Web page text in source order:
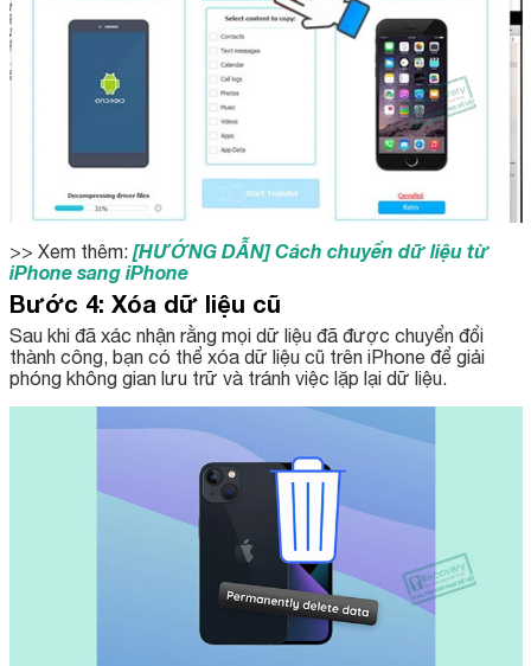
>> Xem thêm: [HƯỚNG DẪN] Cách chuyển dữ liệu từ
iPhone sang iPhone
Bước 4: Xóa dữ liệu cũ
Sau khi đã xác nhận rằng mọi dữ liệu đã được chuyển đổi
thành công, bạn có thể xóa dữ liệu cũ trên iPhone để giải
phóng không gian lưu trữ và tránh việc lặp lại dữ liệu.